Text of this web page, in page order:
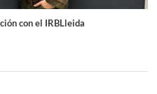
con el IRBLleida